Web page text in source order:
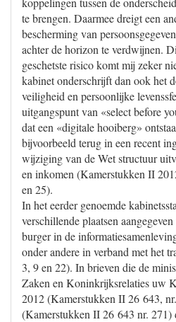
te brengen. Daarmee dreigt een
bescherming van
achter de horizon te verdwijnen.
geschetste risico komt mij zeker
kabinet onderschrijft dan ook het
veiligheid en persoonlijke
uitgangspunt van «select before
dat een «digitale hooiberg»
bijvoorbeeld terug in een recent
wijziging van de Wet structuur
en inkomen (Kamerstukken II
en 25).
In het eerder genoemde
verschillende plaatsen
burger in de
onder andere in verband met het
3, 9 en 22). In brieven die de
Zaken en Koninkrijksrelaties uw
2012 (Kamerstukken II 26 643,
(Kamerstukken II 26 643 nr. 271)